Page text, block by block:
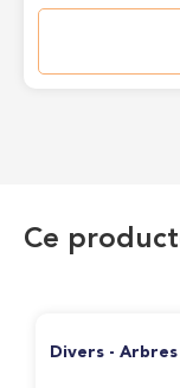
Ce
Divers - Arbres